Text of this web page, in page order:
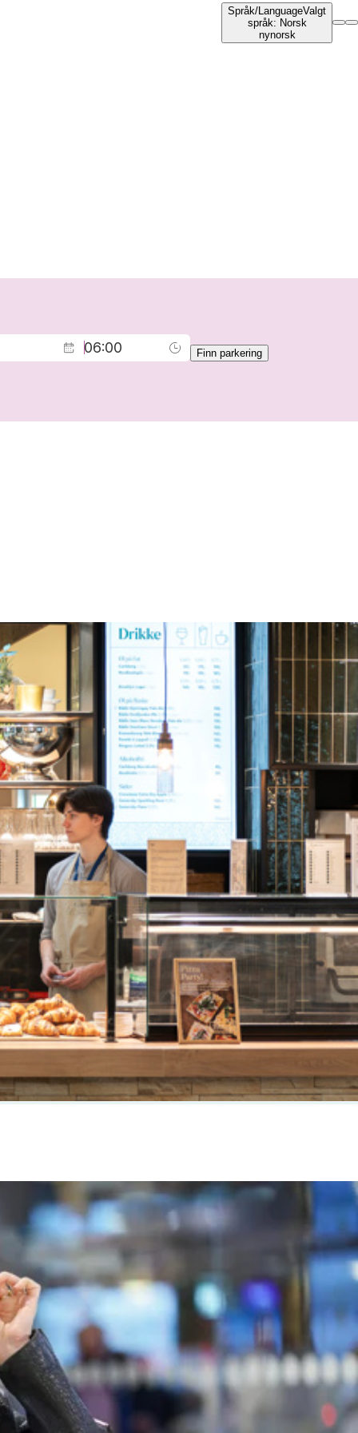
Språk/LanguageValgt
språk: Norsk
nynorsk
Finn parkering